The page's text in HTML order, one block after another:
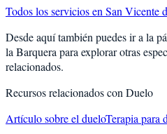
Todos los servicios en San Vicente
Desde aquí también puedes ir a la
la Barquera para explorar otras
relacionados.
Recursos relacionados con Duelo
Artículo sobre el dueloTerapia para